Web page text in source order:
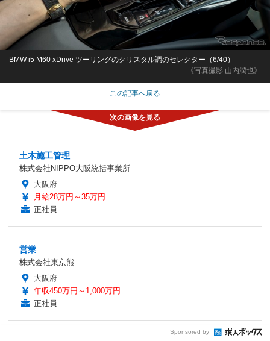
《写真撮影 山内潤也》
BMW i5 M60 xDrive ツーリングのクリスタル調のセレクター（6/40）
この記事へ戻る
土木施工管理
株式会社NIPPO大阪統括事業所
大阪府
月給28万円～35万円
正社員
営業
株式会社東京熊
大阪府
年収450万円～1,000万円
正社員
Sponsored by